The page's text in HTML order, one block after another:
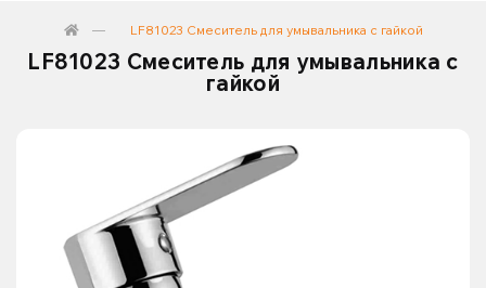
LF81023 Смеситель для умывальника с гайкой
LF81023 Смеситель для умывальника с
гайкой